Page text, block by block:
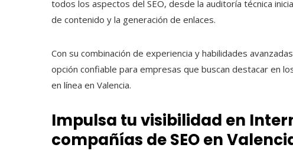
todos los aspectos del SEO, desde la auditoría técnica
de contenido y la generación de enlaces.
Con su combinación de experiencia y habilidades
opción confiable para empresas que buscan destacar en
en línea en Valencia.
Impulsa tu visibilidad en
compañías de SEO en